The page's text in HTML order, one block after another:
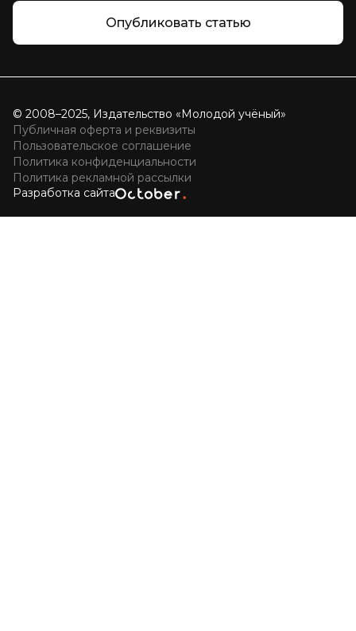
Опубликовать статью
© 2008–2025, Издательство «Молодой учёный»
Публичная оферта и реквизиты
Пользовательское соглашение
Политика конфиденциальности
Политика рекламной рассылки
Разработка сайта